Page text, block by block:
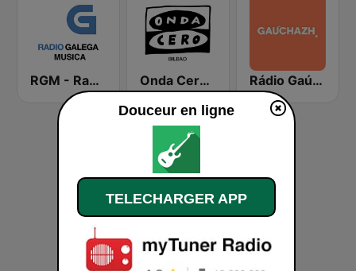
RGM - Radio Galega Música Onda Cero Bilbao Rádio Gaúcha ZH
Douceur en ligne
TELECHARGER APP